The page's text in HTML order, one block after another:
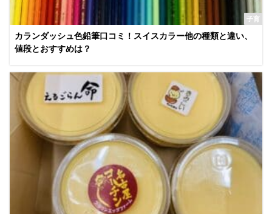
子育
カランダッシュ色鉛筆口コミ！スイスカラー他の種類と違い、
値段とおすすめは？